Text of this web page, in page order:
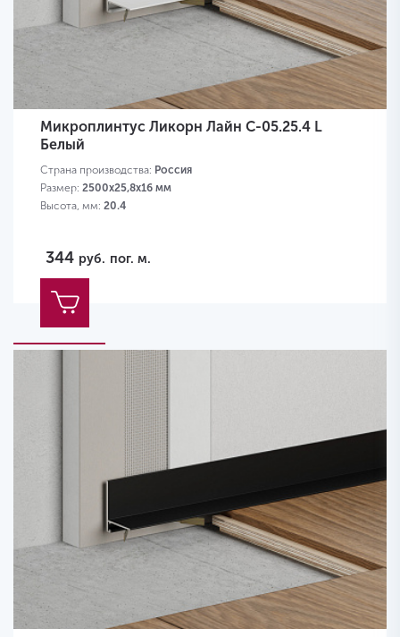
Микроплинтус Ликорн Лайн С-05.25.4 L
Белый
Страна производства: Россия
Размер: 2500x25,8x16 мм
Высота, мм: 20.4
344 руб. пог. м.